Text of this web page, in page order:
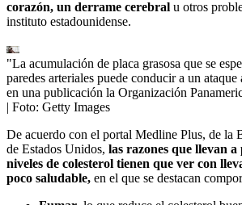
corazón, un derrame cerebral u otros
instituto estadounidense.
"La acumulación de placa grasosa que se
paredes arteriales puede conducir a un
en una publicación la Organización
| Foto: Getty Images
De acuerdo con el portal Medline Plus, de la
de Estados Unidos, las razones que llevan a
niveles de colesterol tienen que ver con
poco saludable, en el que se destacan